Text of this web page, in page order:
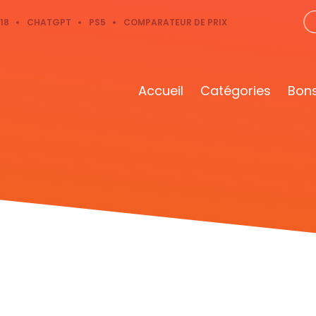
CHATGPT PS5 COMPARATEUR DE PRIX
Accueil Catégories